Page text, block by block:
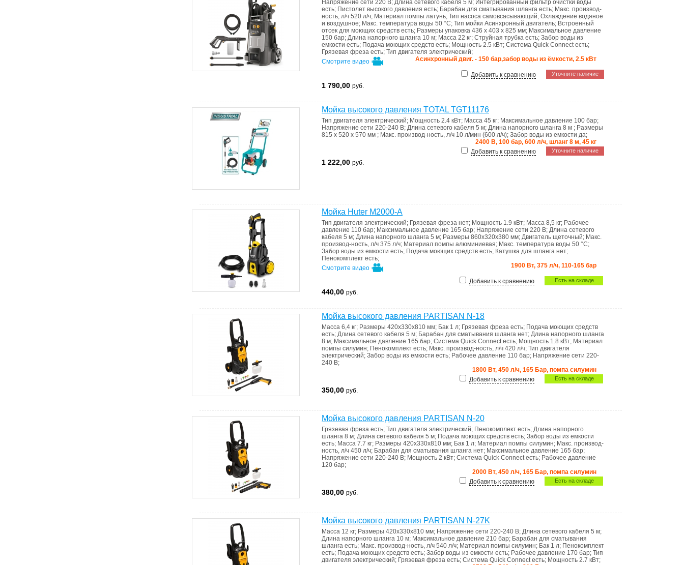
Напряжение сети 220 В; Длина сетевого кабеля 5 м; Интегрированный фильтр очистки воды
есть; Пистолет высокого давления есть; Барабан для сматывания шланга есть; Макс. производ-
ность, л/ч 520 л/ч; Материал помпы латунь; Тип насоса самовсасывающий; Охлаждение водяное
и воздушное; Макс. температура воды 50 °C; Тип мойки Асинхронный двигатель; Встроенный
отсек для моющих средств есть; Размеры упаковка 436 x 403 x 825 мм; Максимальное давление
150 бар; Длина напорного шланга 10 м; Масса 22 кг; Струйная трубка есть; Забор воды из
емкости есть; Подача моющих средств есть; Мощность 2.5 кВт; Система Quick Connectесть;
Грязевая фреза есть; Тип двигателя электрический;
Асинхронный двиг. - 150 бар,забор воды из ёмкости, 2.5 кВт
Смотрите видео
Уточните наличие
Добавить к сравнению
1 790,00 руб.
Мойка высокого давления TOTAL TGT11176
Тип двигателя электрический; Мощность 2.4 кВт; Масса 45 кг; Максимальное давление 100 бар;
Напряжение сети 220-240 В; Длина сетевого кабеля 5 м; Длина напорного шланга 8 м ; Размеры
815 x 520 x 570 мм ; Макс. производ-ность, л/ч 10 л/мин (600 л/ч); Забор воды из емкости да;
2400 В, 100 бар, 600 л/ч, шланг 8 м, 45 кг
Уточните наличие
Добавить к сравнению
1 222,00 руб.
Мойка Huter M2000-A
Тип двигателя электрический; Грязевая фреза нет; Мощность 1.9 кВт; Масса 8,5 кг; Рабочее
давление 110 бар; Максимальное давление 165 бар; Напряжение сети 220 В; Длина сетевого
кабеля 5 м; Длина напорного шланга 5 м; Размеры 860х320х380 мм; Двигатель щеточный; Макс.
производ-ность, л/ч 375 л/ч; Материал помпы алюминиевая; Макс. температура воды 50 °С;
Забор воды из емкости есть; Подача моющих средств есть; Катушка для шланга нет;
Пенокомплект есть;
1900 Вт, 375 л/ч, 110-165 бар
Смотрите видео
Есть на складе
Добавить к сравнению
440,00 руб.
Мойка высокого давления PARTISAN N-18
Масса 6,4 кг; Размеры 420x330x810 мм; Бак 1 л; Грязевая фреза есть; Подача моющих средств
есть; Длина сетевого кабеля 5 м; Барабан для сматывания шланга нет; Длина напорного шланга
8 м; Максимальное давление 165 бар; Система Quick Connectесть; Мощность 1.8 кВт; Материал
помпы силумин; Пенокомплект есть; Макс. производ-ность, л/ч 420 л/ч; Тип двигателя
электрический; Забор воды из емкости есть; Рабочее давление 110 бар; Напряжение сети 220-
240 В;
1800 Вт, 450 л/ч, 165 Бар, помпа силумин
Есть на складе
Добавить к сравнению
350,00 руб.
Мойка высокого давления PARTISAN N-20
Грязевая фреза есть; Тип двигателя электрический; Пенокомплект есть; Длина напорного
шланга 8 м; Длина сетевого кабеля 5 м; Подача моющих средств есть; Забор воды из емкости
есть; Масса 7.7 кг; Размеры 420x330x810 мм; Бак 1 л; Материал помпы силумин; Макс. производ-
ность, л/ч 450 л/ч; Барабан для сматывания шланга нет; Максимальное давление 165 бар;
Напряжение сети 220-240 В; Мощность 2 кВт; Система Quick Connectесть; Рабочее давление
120 бар;
2000 Вт, 450 л/ч, 165 Бар, помпа силумин
Есть на складе
Добавить к сравнению
380,00 руб.
Мойка высокого давления PARTISAN N-27K
Масса 12 кг; Размеры 420x330x810 мм; Напряжение сети 220-240 В; Длина сетевого кабеля 5 м;
Длина напорного шланга 10 м; Максимальное давление 210 бар; Барабан для сматывания
шланга есть; Макс. производ-ность, л/ч 540 л/ч; Материал помпы силумин; Бак 1 л; Пенокомплект
есть; Подача моющих средств есть; Забор воды из емкости есть; Рабочее давление 170 бар; Тип
двигателя электрический; Грязевая фреза есть; Система Quick Connectесть; Мощность 2.7 кВт;